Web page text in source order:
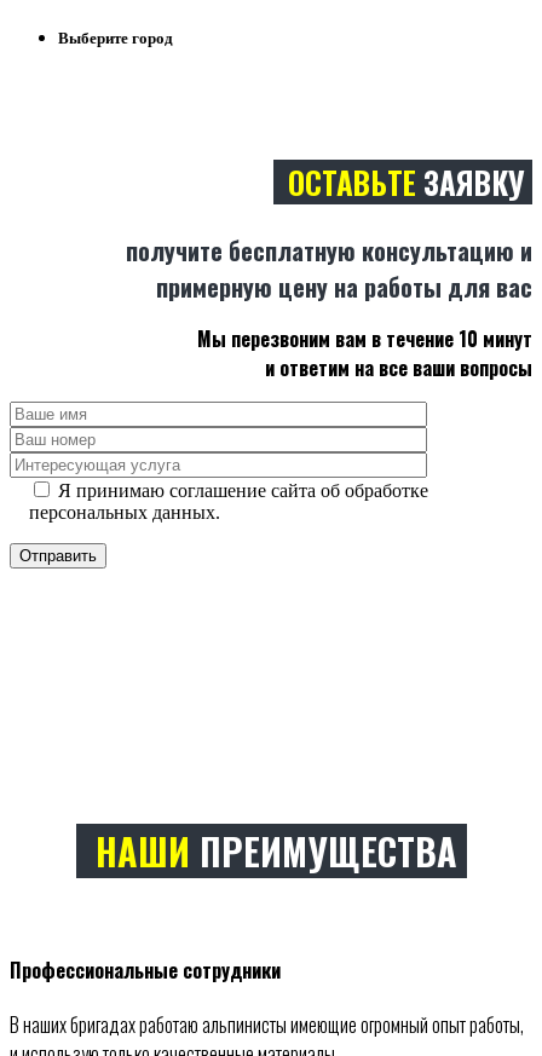
Выберите город
ОСТАВЬТЕ ЗАЯВКУ
получите бесплатную консультацию и
примерную цену на работы для вас
Мы перезвоним вам в течение 10 минут
и ответим на все ваши вопросы
Я принимаю соглашение сайта об обработке
персональных данных.
НАШИ ПРЕИМУЩЕСТВА
Профессиональные сотрудники
В наших бригадах работаю альпинисты имеющие огромный опыт работы,